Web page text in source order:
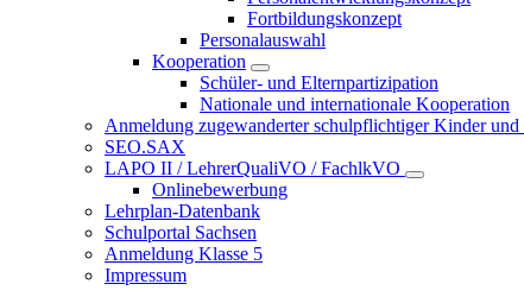
Fortbildungskonzept
Personalauswahl
Kooperation
Schüler- und Elternpartizipation
Nationale und internationale Kooperation
Anmeldung zugewanderter schulpflichtiger Kinder und
SEO.SAX
LAPO II / LehrerQualiVO / FachlkVO
Onlinebewerbung
Lehrplan-Datenbank
Schulportal Sachsen
Anmeldung Klasse 5
Impressum